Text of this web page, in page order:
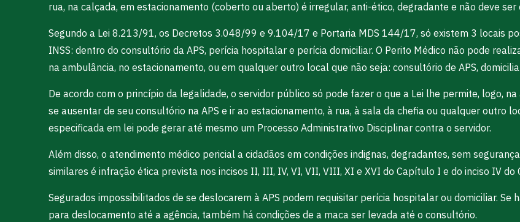
rua, na calçada, em estacionamento (coberto ou aberto) é irregular, anti-ético, degradante e não deve
Segundo a Lei 8.213/91, os Decretos 3.048/99 e 9.104/17 e Portaria MDS 144/17, só existem 3 locais
INSS: dentro do consultório da APS, perícia hospitalar e perícia domiciliar. O Perito Médico não pode
na ambulância, no estacionamento, ou em qualquer outro local que não seja: consultório de APS,
De acordo com o princípio da legalidade, o servidor público só pode fazer o que a Lei lhe permite, logo,
se ausentar de seu consultório na APS e ir ao estacionamento, à rua, à sala da chefia ou qualquer outro
especificada em lei pode gerar até mesmo um Processo Administrativo Disciplinar contra o servidor.
Além disso, o atendimento médico pericial a cidadãos em condições indignas, degradantes, sem
similares é infração ética prevista nos incisos II, III, IV, VI, VII, VIII, XI e XVI do Capítulo I e do inciso IV
Segurados impossibilitados de se deslocarem à APS podem requisitar perícia hospitalar ou domiciliar.
para deslocamento até a agência, também há condições de a maca ser levada até o consultório.